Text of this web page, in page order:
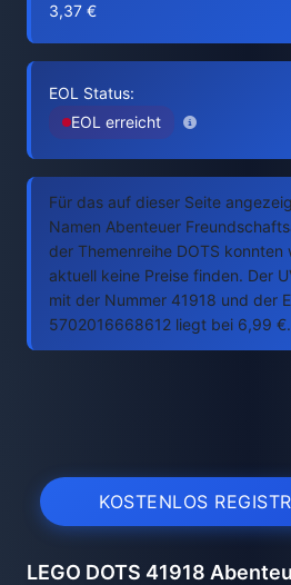
3,37 €
EOL Status:
EOL erreicht
Für das auf dieser Seite
Namen Abenteuer
der Themenreihe DOTS
aktuell keine Preise finden. Der
mit der Nummer 41918 und der
5702016668612 liegt bei 6,99 €.
KOSTENLOS
LEGO DOTS 41918